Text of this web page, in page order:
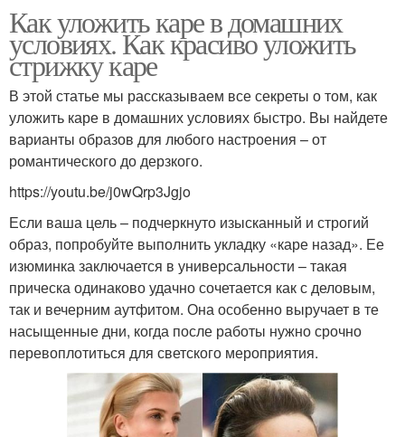
Как уложить каре в домашних
условиях. Как красиво уложить
стрижку каре
В этой статье мы рассказываем все секреты о том, как
уложить каре в домашних условиях быстро. Вы найдете
варианты образов для любого настроения – от
романтического до дерзкого.
https://youtu.be/j0wQrp3Jgjo
Если ваша цель – подчеркнуто изысканный и строгий
образ, попробуйте выполнить укладку «каре назад». Ее
изюминка заключается в универсальности – такая
прическа одинаково удачно сочетается как с деловым,
так и вечерним аутфитом. Она особенно выручает в те
насыщенные дни, когда после работы нужно срочно
перевоплотиться для светского мероприятия.